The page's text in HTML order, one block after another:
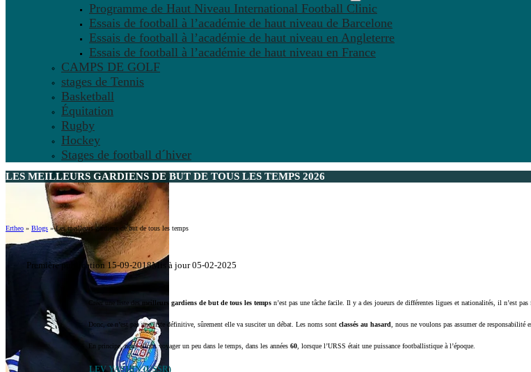
Programme de Haut Niveau International Football Clinic
Essais de football à l’académie de haut niveau de Barcelone
Essais de football à l’académie de haut niveau en Angleterre
Essais de football à l’académie de haut niveau en France
CAMPS DE GOLF
stages de Tennis
Basketball
Équitation
Rugby
Hockey
Stages de football d´hiver
LES MEILLEURS GARDIENS DE BUT DE TOUS LES TEMPS 2026
Ertheo » Blogs »Les meilleurs gardiens de but de tous les temps
Première publication 15-09-2018Mis à jour 05-02-2025
Créer une liste des meilleurs gardiens de but de tous les temps n’est pas une tâche facile. Il y a des joueurs de différentes ligues et nationalités, il n’est
Donc, ce n’est pas une liste définitive, sûrement elle va susciter un débat. Les noms sont classés au hasard , nous ne voulons pas assumer de
En principe, nous allons voyager un peu dans le temps, dans les années 60 , lorsque l’URSS était une puissance footballistique à l’époque.
LEV YASHIN (USSR)